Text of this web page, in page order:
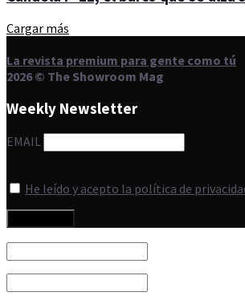
Cargar más
La revista premium para gente como tú
2026 © The Showroom Mag
Weekly Newsletter
EMAIL
He leído y acepto la política de